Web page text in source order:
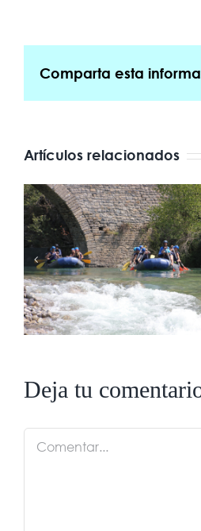
Comparta esta
Artículos relacionados
Preguntas
sobre rafting
Pirineos
Deja tu